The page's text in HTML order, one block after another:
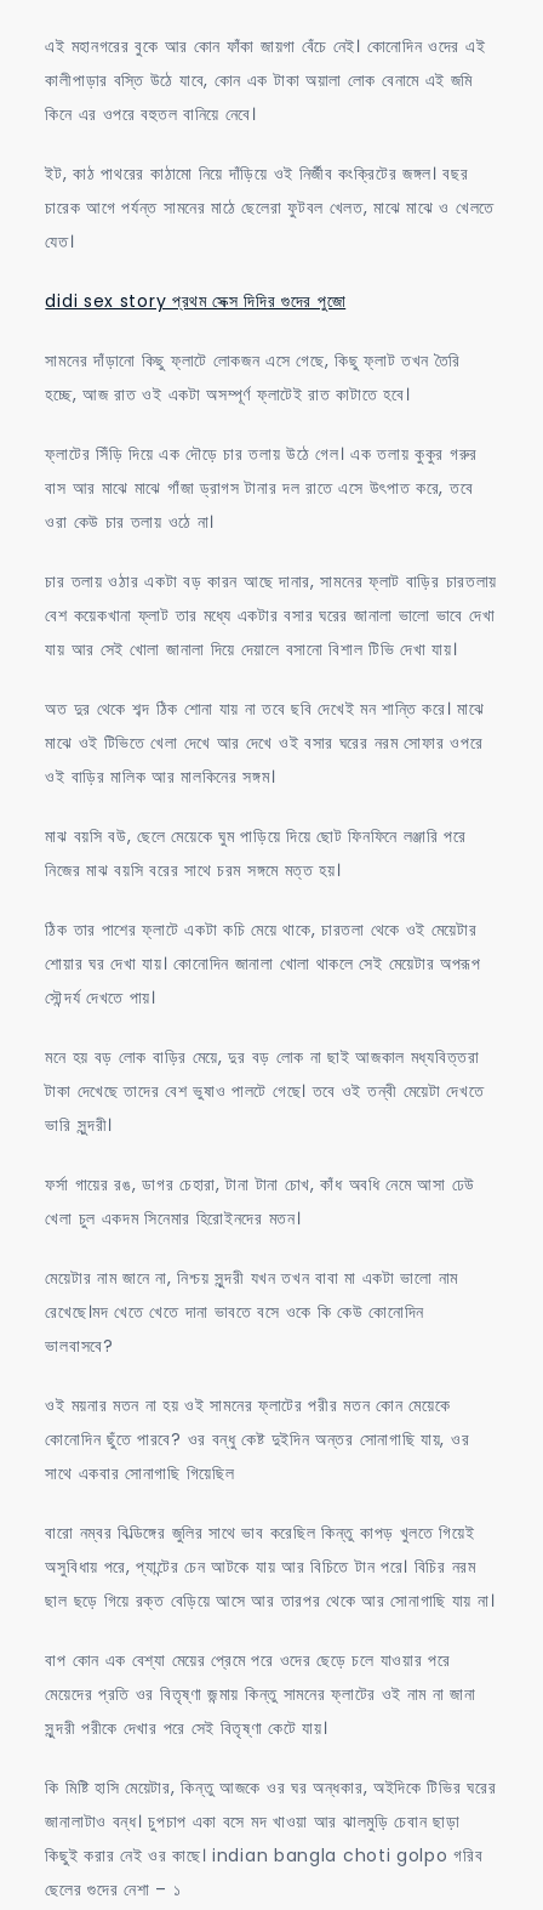
এই মহানগরের বুকে আর কোন ফাঁকা জায়গা বেঁচে নেই। কোনোদিন ওদের এই
কালীপাড়ার বস্তি উঠে যাবে, কোন এক টাকা অয়ালা লোক বেনামে এই জমি
কিনে এর ওপরে বহুতল বানিয়ে নেবে।
ইট, কাঠ পাথরের কাঠামো নিয়ে দাঁড়িয়ে ওই নির্জীব কংক্রিটের জঙ্গল। বছর
চারেক আগে পর্যন্ত সামনের মাঠে ছেলেরা ফুটবল খেলত, মাঝে মাঝে ও খেলতে
যেত।
didi sex story প্রথম সেক্স দিদির গুদের পুজো
সামনের দাঁড়ানো কিছু ফ্লাটে লোকজন এসে গেছে, কিছু ফ্লাট তখন তৈরি
হচ্ছে, আজ রাত ওই একটা অসম্পূর্ণ ফ্লাটেই রাত কাটাতে হবে।
ফ্লাটের সিঁড়ি দিয়ে এক দৌড়ে চার তলায় উঠে গেল। এক তলায় কুকুর গরুর
বাস আর মাঝে মাঝে গাঁজা ড্রাগস টানার দল রাতে এসে উৎপাত করে, তবে
ওরা কেউ চার তলায় ওঠে না।
চার তলায় ওঠার একটা বড় কারন আছে দানার, সামনের ফ্লাট বাড়ির চারতলায়
বেশ কয়েকখানা ফ্লাট তার মধ্যে একটার বসার ঘরের জানালা ভালো ভাবে দেখা
যায় আর সেই খোলা জানালা দিয়ে দেয়ালে বসানো বিশাল টিভি দেখা যায়।
অত দুর থেকে শব্দ ঠিক শোনা যায় না তবে ছবি দেখেই মন শান্তি করে। মাঝে
মাঝে ওই টিভিতে খেলা দেখে আর দেখে ওই বসার ঘরের নরম সোফার ওপরে
ওই বাড়ির মালিক আর মালকিনের সঙ্গম।
মাঝ বয়সি বউ, ছেলে মেয়েকে ঘুম পাড়িয়ে দিয়ে ছোট ফিনফিনে লঞ্জারি পরে
নিজের মাঝ বয়সি বরের সাথে চরম সঙ্গমে মত্ত হয়।
ঠিক তার পাশের ফ্লাটে একটা কচি মেয়ে থাকে, চারতলা থেকে ওই মেয়েটার
শোয়ার ঘর দেখা যায়। কোনোদিন জানালা খোলা থাকলে সেই মেয়েটার অপরূপ
সৌন্দর্য দেখতে পায়।
মনে হয় বড় লোক বাড়ির মেয়ে, দুর বড় লোক না ছাই আজকাল মধ্যবিত্তরা
টাকা দেখেছে তাদের বেশ ভুষাও পালটে গেছে। তবে ওই তন্বী মেয়েটা দেখতে
ভারি সুন্দরী।
ফর্সা গায়ের রঙ, ডাগর চেহারা, টানা টানা চোখ, কাঁধ অবধি নেমে আসা ঢেউ
খেলা চুল একদম সিনেমার হিরোইনদের মতন।
মেয়েটার নাম জানে না, নিশ্চয় সুন্দরী যখন তখন বাবা মা একটা ভালো নাম
রেখেছে।মদ খেতে খেতে দানা ভাবতে বসে ওকে কি কেউ কোনোদিন
ভালবাসবে?
ওই ময়নার মতন না হয় ওই সামনের ফ্লাটের পরীর মতন কোন মেয়েকে
কোনোদিন ছুঁতে পারবে? ওর বন্ধু কেষ্ট দুইদিন অন্তর সোনাগাছি যায়, ওর
সাথে একবার সোনাগাছি গিয়েছিল
বারো নম্বর বিল্ডিঙ্গের জুলির সাথে ভাব করেছিল কিন্তু কাপড় খুলতে গিয়েই
অসুবিধায় পরে, প্যান্টের চেন আটকে যায় আর বিচিতে টান পরে। বিচির নরম
ছাল ছড়ে গিয়ে রক্ত বেড়িয়ে আসে আর তারপর থেকে আর সোনাগাছি যায় না।
বাপ কোন এক বেশ্যা মেয়ের প্রেমে পরে ওদের ছেড়ে চলে যাওয়ার পরে
মেয়েদের প্রতি ওর বিতৃষ্ণা জন্মায় কিন্তু সামনের ফ্লাটের ওই নাম না জানা
সুন্দরী পরীকে দেখার পরে সেই বিতৃষ্ণা কেটে যায়।
কি মিষ্টি হাসি মেয়েটার, কিন্তু আজকে ওর ঘর অন্ধকার, অইদিকে টিভির ঘরের
জানালাটাও বন্ধ। চুপচাপ একা বসে মদ খাওয়া আর ঝালমুড়ি চেবান ছাড়া
কিছুই করার নেই ওর কাছে। indian bangla choti golpo গরিব
ছেলের গুদের নেশা – ১